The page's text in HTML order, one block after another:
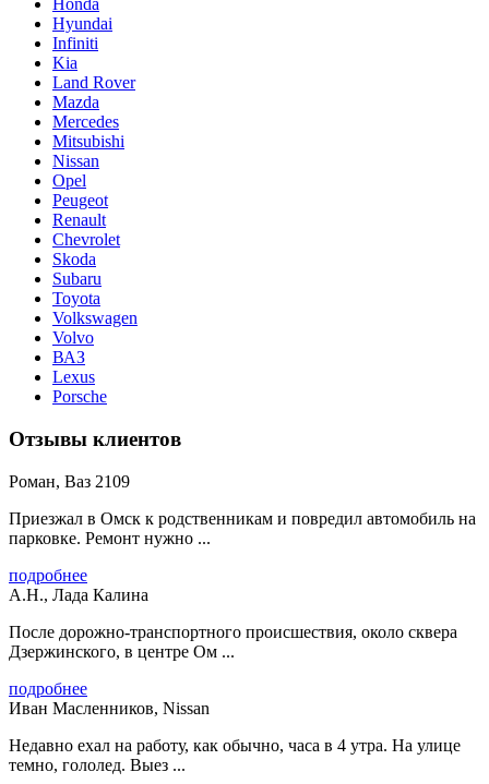
Honda
Hyundai
Infiniti
Kia
Land Rover
Mazda
Mercedes
Mitsubishi
Nissan
Opel
Peugeot
Renault
Chevrolet
Skoda
Subaru
Toyota
Volkswagen
Volvo
ВАЗ
Lexus
Porsche
Отзывы клиентов
Роман, Ваз 2109
Приезжал в Омск к родственникам и повредил автомобиль на
парковке. Ремонт нужно ...
подробнее
А.Н., Лада Калина
После дорожно-транспортного происшествия, около сквера
Дзержинского, в центре Ом ...
подробнее
Иван Масленников, Nissan
Недавно ехал на работу, как обычно, часа в 4 утра. На улице
темно, гололед. Выез ...